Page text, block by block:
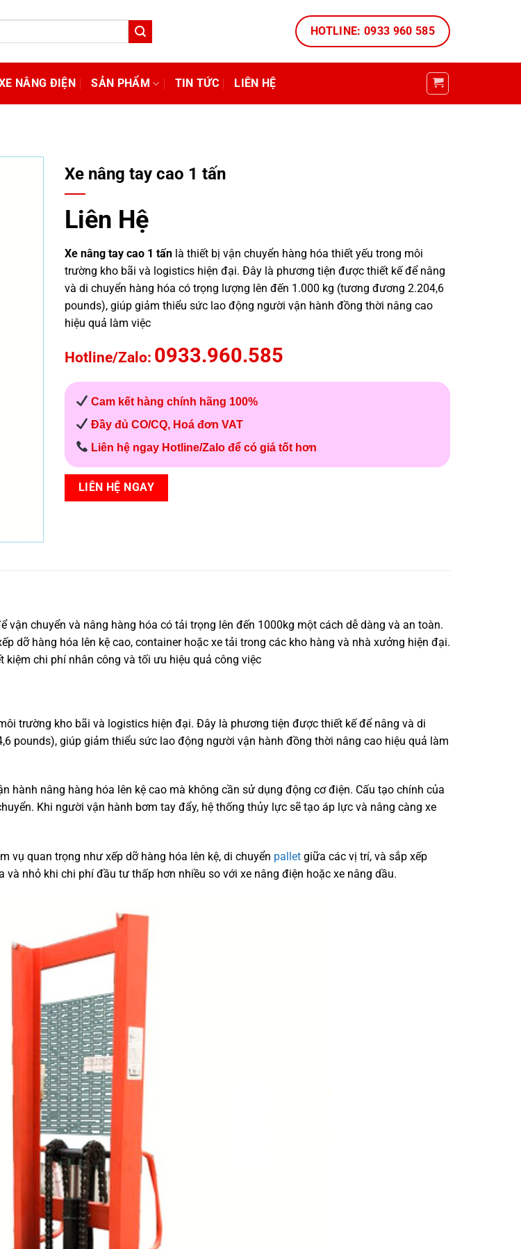
HOTLINE: 0933 960 585
NÂNG ĐIỆN SẢN PHẨM TIN TỨC LIÊN HỆ
Xe nâng tay cao 1 tấn
Liên Hệ
Xe nâng tay cao 1 tấn là thiết bị vận chuyển hàng hóa thiết yếu trong môi
trường kho bãi và logistics hiện đại. Đây là phương tiện được thiết kế để nâng
và di chuyển hàng hóa có trọng lượng lên đến 1.000 kg (tương đương 2.204,6
pounds), giúp giảm thiểu sức lao động người vận hành đồng thời nâng cao
hiệu quả làm việc
Hotline/Zalo: 0933.960.585
Cam kết hàng chính hãng 100%
Đầy đủ CO/CQ, Hoá đơn VAT
Liên hệ ngay Hotline/Zalo để có giá tốt hơn
LIÊN HỆ NGAY
vận chuyển và nâng hàng hóa có tải trọng lên đến 1000kg một cách dễ dàng và an toàn.
dỡ hàng hóa lên kệ cao, container hoặc xe tải trong các kho hàng và nhà xưởng hiện đại.
chi phí nhân công và tối ưu hiệu quả công việc
trường kho bãi và logistics hiện đại. Đây là phương tiện được thiết kế để nâng và di
pounds), giúp giảm thiểu sức lao động người vận hành đồng thời nâng cao hiệu quả làm
hành nâng hàng hóa lên kệ cao mà không cần sử dụng động cơ điện. Cấu tạo chính của
Khi người vận hành bơm tay đẩy, hệ thống thủy lực sẽ tạo áp lực và nâng càng xe
vụ quan trọng như xếp dỡ hàng hóa lên kệ, di chuyển pallet giữa các vị trí, và sắp xếp
nhỏ khi chi phí đầu tư thấp hơn nhiều so với xe nâng điện hoặc xe nâng dầu.